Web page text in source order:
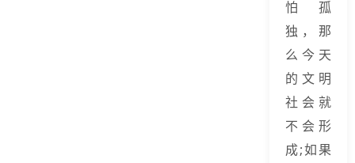
怕孤
独，那
么今天
的文明
社会就
不会形
成;如果